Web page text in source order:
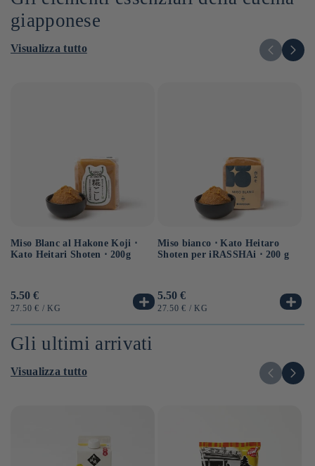
giapponese
Visualizza tutto
Miso Blanc al Hakone Koji ⋅
Kato Heitari Shoten ⋅ 200g
Prezzo
di
5.50 €
PREZZO
27.50 € / PER
KG
Miso bianco ⋅ Kato Heitaro
Shoten per iRASSHAi ⋅ 200 g
Prezzo
di
5.50 €
PREZZO
27.50 € / PER
KG
Gli ultimi arrivati
Visualizza tutto